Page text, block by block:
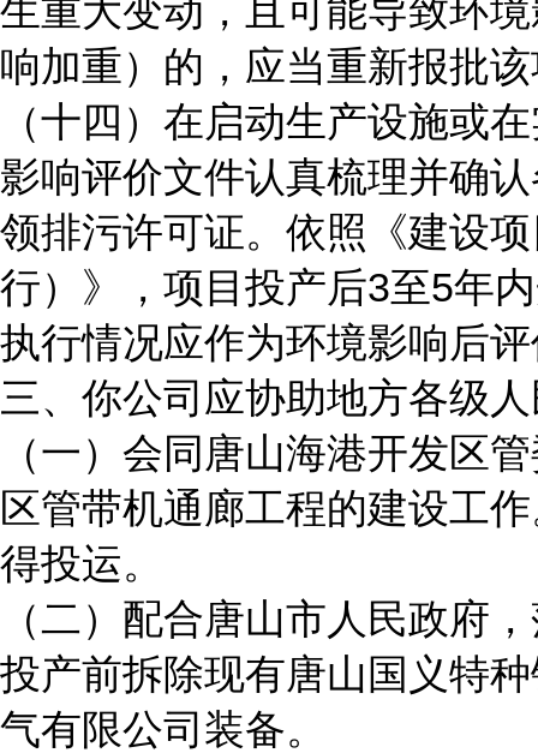
生重大变动，且可能导致环
响加重）的，应当重新报批
（十四）在启动生产设施或
影响评价文件认真梳理并确
领排污许可证。依照《建设
行）》，项目投产后3至5年
执行情况应作为环境影响后
三、你公司应协助地方各级
（一）会同唐山海港开发区
区管带机通廊工程的建设工
得投运。
（二）配合唐山市人民政府
投产前拆除现有唐山国义特
气有限公司装备。